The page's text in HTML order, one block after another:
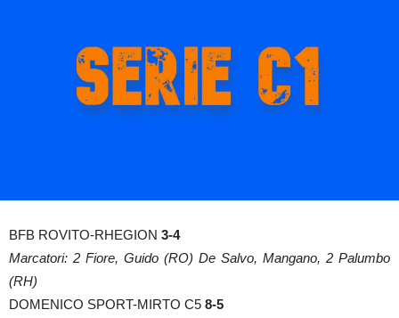
BFB ROVITO-RHEGION 3-4
Marcatori: 2 Fiore, Guido (RO) De Salvo, Mangano, 2 Palumbo
(RH)
DOMENICO SPORT-MIRTO C5 8-5